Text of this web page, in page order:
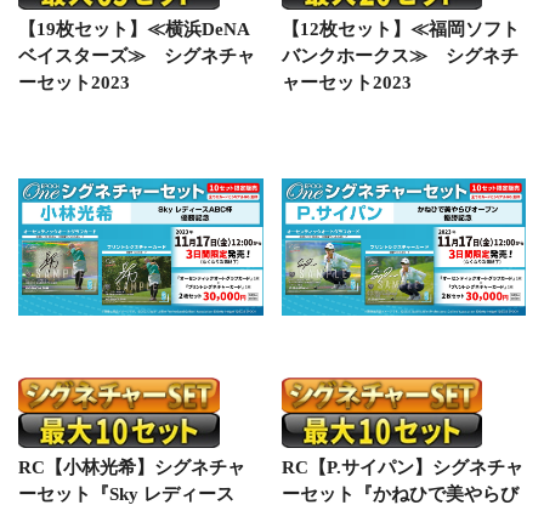
【19枚セット】≪横浜DeNA
ベイスターズ≫ シグネチャ
ーセット2023
【12枚セット】≪福岡ソフト
バンクホークス≫ シグネチ
ャーセット2023
RC【小林光希】シグネチャ
ーセット『Sky レディース
RC【P.サイパン】シグネチャ
ーセット『かねひで美やらび